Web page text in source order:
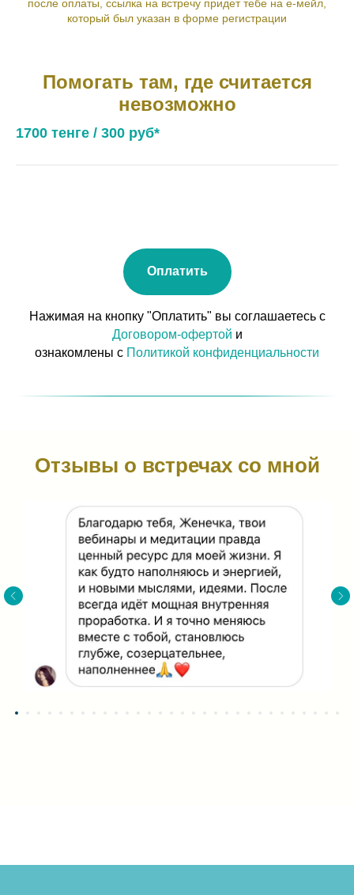
после оплаты, ссылка на встречу придет тебе на е-мейл,
который был указан в форме регистрации
Помогать там, где считается
невозможно
1700 тенге / 300 руб*
Оплатить
Нажимая на кнопку "Оплатить" вы соглашаетесь с
Договором-офертой и
ознакомлены с Политикой конфиденциальности
Отзывы о встречах со мной